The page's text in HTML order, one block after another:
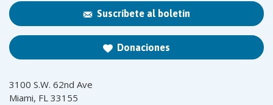
Suscríbete al boletín
Donaciones
3100 S.W. 62nd Ave
Miami, FL 33155